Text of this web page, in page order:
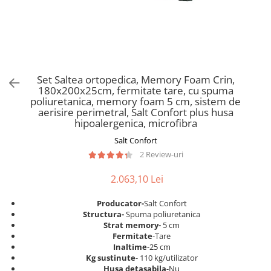
Saltele Memory Pocket
Saltele cu plasa arcuri
Saltele cu spuma
Saltele cu spuma poliuretanica
Saltele 160x200
Saltele 180x200
Top saltele
Scaune pentru living
Seturi comode living si vitrine
Set mese plus scaune
Etajere Birou
Dulap birou
Birouri
Scaune pentru birou
Scaune pentru vizitatori
Scaune birou copii
Scaune resigilate
Scaune gradinita
Scaune conferinta
Scaune terasa si outdoor
Set Saltea ortopedica, Memory Foam Crin,
180x200x25cm, fermitate tare, cu spuma
poliuretanica, memory foam 5 cm, sistem de
aerisire perimetral, Salt Confort plus husa
hipoalergenica, microfibra
Salt Confort
2 Review-uri
2.063,10 Lei
Producator-Salt Confort
Structura-Spuma poliuretanica
Strat memory- 5 cm
Fermitate-Tare
Inaltime-25 cm
Kg sustinute- 110 kg/utilizator
Husa detasabila-Nu